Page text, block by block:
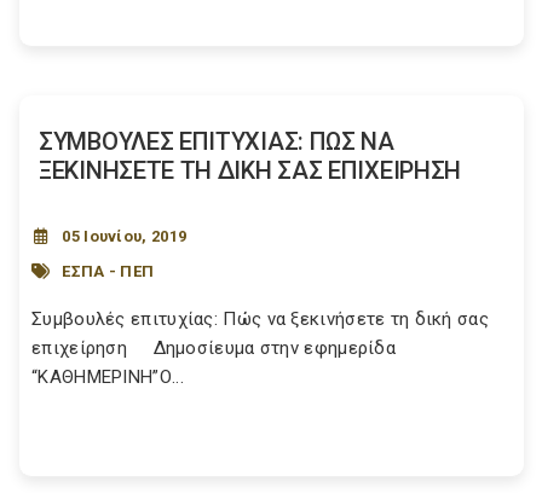
ΣΥΜΒΟΥΛΕΣ ΕΠΙΤΥΧΙΑΣ: ΠΩΣ ΝΑ
ΞΕΚΙΝΗΣΕΤΕ ΤΗ ΔΙΚΗ ΣΑΣ ΕΠΙΧΕΙΡΗΣΗ
05 Ιουνίου, 2019
ΕΣΠΑ - ΠΕΠ
Συμβουλές επιτυχίας: Πώς να ξεκινήσετε τη δική σας
επιχείρη­ση Δημοσίευμα στην εφημερίδα
“ΚΑΘΗΜΕΡΙΝΗ”Ο...